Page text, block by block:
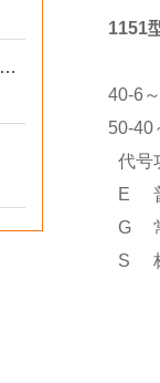
智能差压变送器：物联网时代下的测量技术革新
1151
40-6
50-40
代号
E
G
S